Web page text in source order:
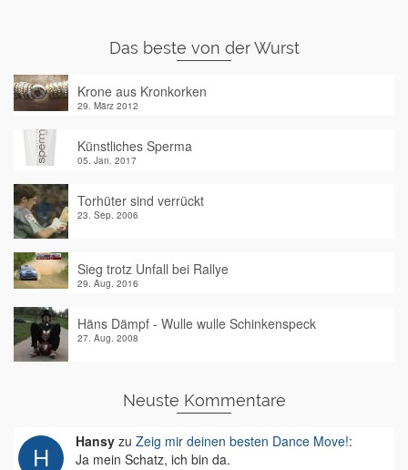
Das beste von der Wurst
Krone aus Kronkorken
29. März 2012
Künstliches Sperma
05. Jan. 2017
Torhüter sind verrückt
23. Sep. 2006
Sieg trotz Unfall bei Rallye
29. Aug. 2016
Häns Dämpf - Wulle wulle Schinkenspeck
27. Aug. 2008
Neuste Kommentare
Hansy zu Zeig mir deinen besten Dance Move!:
Ja mein Schatz, ich bin da.